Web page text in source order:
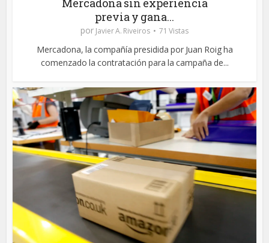
Mercadona sin experiencia
previa y gana...
por Javier A. Riveiros 71 Vistas
Mercadona, la compañía presidida por Juan Roig ha
comenzado la contratación para la campaña de...